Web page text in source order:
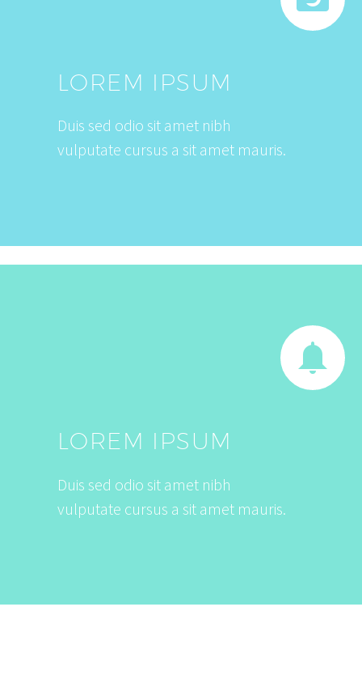
LOREM IPSUM
Duis sed odio sit amet nibh
vulputate cursus a sit amet mauris.


LOREM IPSUM
Duis sed odio sit amet nibh
vulputate cursus a sit amet mauris.